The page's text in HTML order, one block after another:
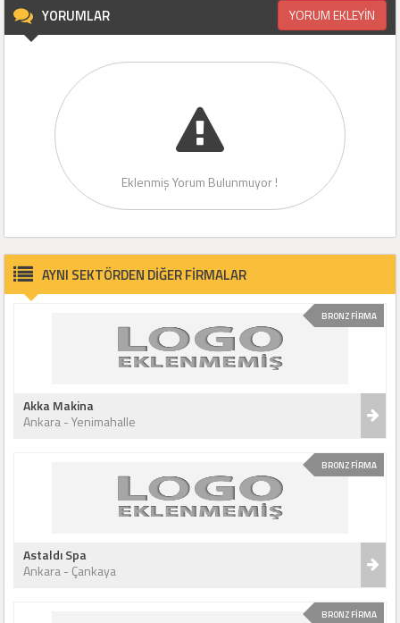
YORUMLAR YORUM EKLEYİN
Eklenmiş Yorum Bulunmuyor !
AYNI SEKTÖRDEN DİĞER FİRMALAR
BRONZ FİRMA
Akka Makina
Ankara - Yenimahalle
BRONZ FİRMA
Astaldı Spa
Ankara - Çankaya
BRONZ FİRMA